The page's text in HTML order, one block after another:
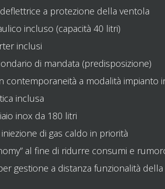
a protezione della ventola
incluso (capacità 40 litri)
inclusi
di mandata (predisposizione)
contemporaneità a modalità impianto
inclusa
inox da 180 litri
di gas caldo in priorità
al fine di ridurre consumi e
gestione a distanza funzionalità